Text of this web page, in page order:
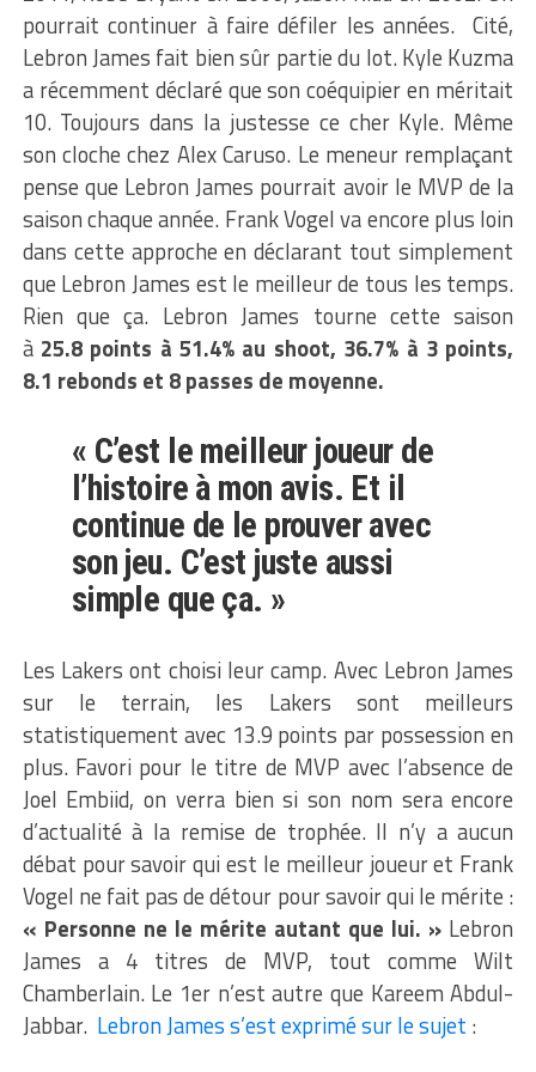
pourrait continuer à faire défiler les années. Cité,
Lebron James fait bien sûr partie du lot. Kyle Kuzma
a récemment déclaré que son coéquipier en méritait
10. Toujours dans la justesse ce cher Kyle. Même
son cloche chez Alex Caruso. Le meneur remplaçant
pense que Lebron James pourrait avoir le MVP de la
saison chaque année. Frank Vogel va encore plus loin
dans cette approche en déclarant tout simplement
que Lebron James est le meilleur de tous les temps.
Rien que ça. Lebron James tourne cette saison
à 25.8 points à 51.4% au shoot, 36.7% à 3 points,
8.1 rebonds et 8 passes de moyenne.
« C’est le meilleur joueur de
l’histoire à mon avis. Et il
continue de le prouver avec
son jeu. C’est juste aussi
simple que ça. »
Les Lakers ont choisi leur camp. Avec Lebron James
sur le terrain, les Lakers sont meilleurs
statistiquement avec 13.9 points par possession en
plus. Favori pour le titre de MVP avec l’absence de
Joel Embiid, on verra bien si son nom sera encore
d’actualité à la remise de trophée. Il n’y a aucun
débat pour savoir qui est le meilleur joueur et Frank
Vogel ne fait pas de détour pour savoir qui le mérite :
« Personne ne le mérite autant que lui. » Lebron
James a 4 titres de MVP, tout comme Wilt
Chamberlain. Le 1er n’est autre que Kareem Abdul-
Jabbar. Lebron James s’est exprimé sur le sujet :